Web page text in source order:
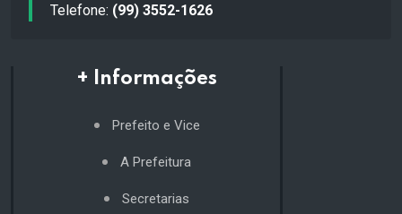
Telefone: (99) 3552-1626
+ Informações
Prefeito e Vice
A Prefeitura
Secretarias